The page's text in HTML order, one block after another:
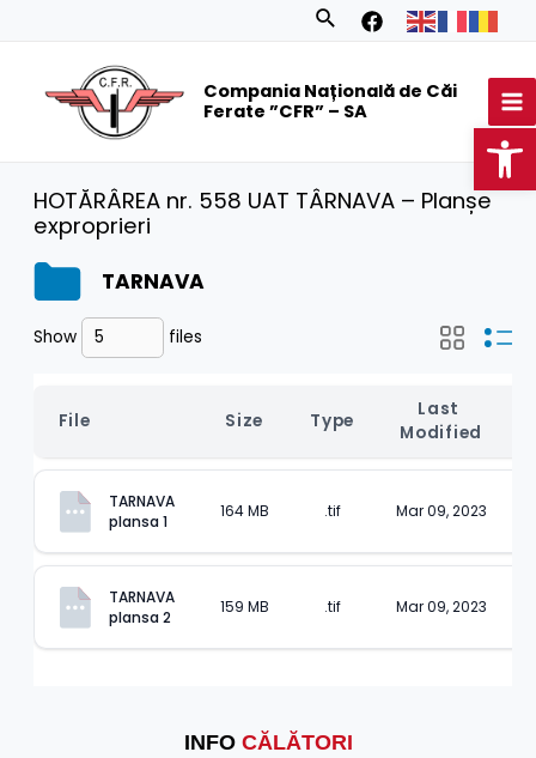
Search
Compania Națională de Căi
Ferate ”CFR” – SA
INFO CĂLĂTORI
HOTĂRÂREA nr. 558 UAT TÂRNAVA – Planșe
exproprieri
TARNAVA
Show files
File Size Type
Last
Modified
TARNAVA
plansa 1
164 MB .tif Mar 09, 2023
TARNAVA
plansa 2
159 MB .tif Mar 09, 2023